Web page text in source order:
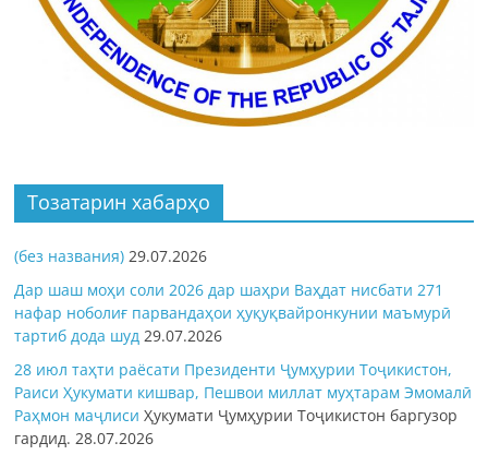
Тозатарин хабарҳо
(без названия) 29.07.2026
Дар шаш моҳи соли 2026 дар шаҳри Ваҳдат нисбати 271
нафар ноболиғ парвандаҳои ҳуқуқвайронкунии маъмурӣ
тартиб дода шуд 29.07.2026
28 июл таҳти раёсати Президенти Ҷумҳурии Тоҷикистон,
Раиси Ҳукумати кишвар, Пешвои миллат муҳтарам Эмомалӣ
Раҳмон маҷлисиҲукумати Ҷумҳурии Тоҷикистон баргузор
гардид.28.07.2026